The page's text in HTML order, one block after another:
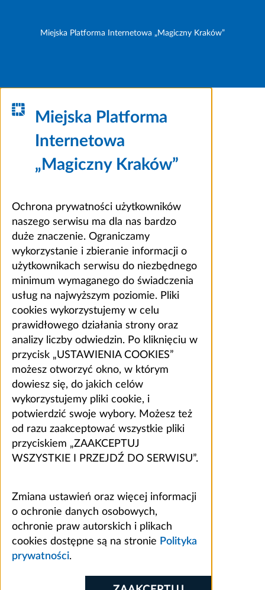
Miejska Platforma Internetowa „Magiczny Kraków”
Miejska Platforma
Internetowa
„Magiczny Kraków”
Ochrona prywatności użytkowników
naszego serwisu ma dla nas bardzo
duże znaczenie. Ograniczamy
wykorzystanie i zbieranie informacji o
użytkownikach serwisu do niezbędnego
minimum wymaganego do świadczenia
usług na najwyższym poziomie. Pliki
cookies wykorzystujemy w celu
prawidłowego działania strony oraz
analizy liczby odwiedzin. Po kliknięciu w
przycisk „USTAWIENIA COOKIES”
możesz otworzyć okno, w którym
dowiesz się, do jakich celów
wykorzystujemy pliki cookie, i
potwierdzić swoje wybory. Możesz też
od razu zaakceptować wszystkie pliki
przyciskiem „ZAAKCEPTUJ
WSZYSTKIE I PRZEJDŹ DO SERWISU”.
Zmiana ustawień oraz więcej informacji
o ochronie danych osobowych,
ochronie praw autorskich i plikach
cookies dostępne są na stronie Polityka
prywatności.